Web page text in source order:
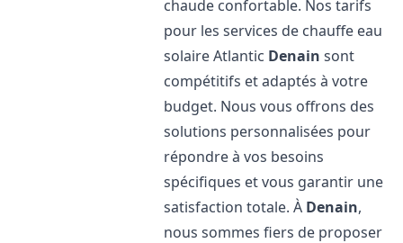
chaude confortable. Nos tarifs
pour les services de chauffe eau
solaire Atlantic Denain sont
compétitifs et adaptés à votre
budget. Nous vous offrons des
solutions personnalisées pour
répondre à vos besoins
spécifiques et vous garantir une
satisfaction totale. À Denain,
nous sommes fiers de proposer